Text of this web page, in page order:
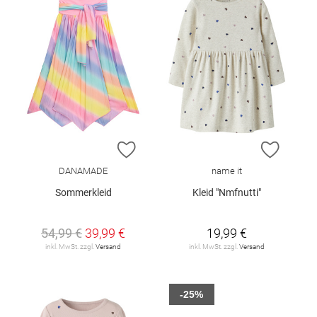
ZUR WUNSCHLISTE HINZUFÜGEN
DANAMADE
Sommerkleid
54,99 € 39,99 €
inkl. MwSt. zzgl. Versand
ZUR
name it
Kleid "Nmfnutti"
19,99 €
inkl. MwSt. zzgl. Versand
-25%